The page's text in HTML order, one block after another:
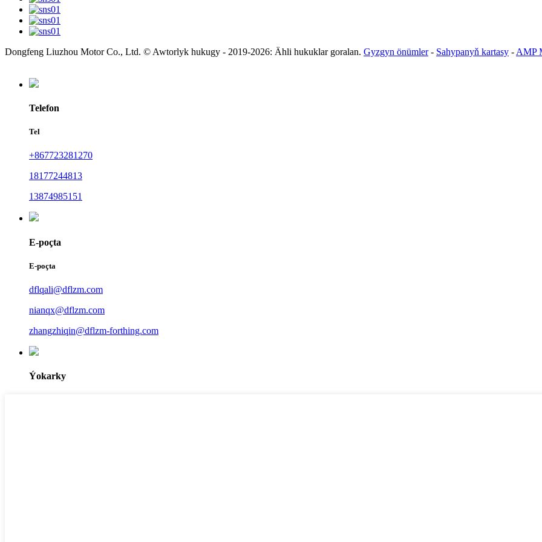
Dongfeng Liuzhou Motor Co., Ltd. © Awtorlyk hukugy - 2019-2026: Ähli hukuklar goralan. Gyzgyn önümler- Sahypanyň kartasy - AMP
Telefon
Tel
+867723281270
18177244813
13874985151
E-poçta
E-poçta
dflqali@dflzm.com
nianqx@dflzm.com
zhangzhiqin@dflzm-forthing.com
Ýokarky